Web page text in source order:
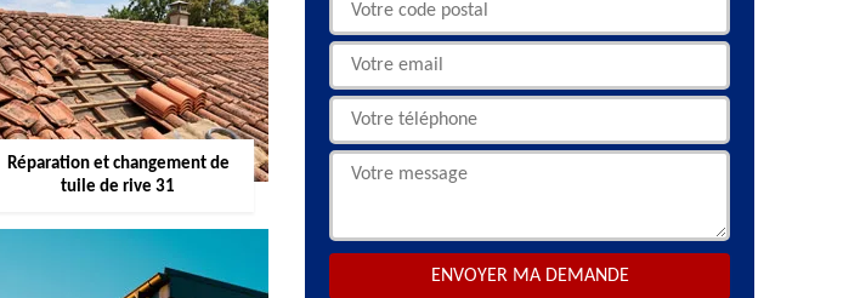
Réparation et changement de
tuile de rive 31